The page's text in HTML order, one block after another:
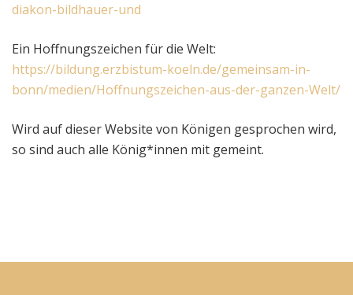
diakon-bildhauer-und
Ein Hoffnungszeichen für die Welt:
https://bildung.erzbistum-koeln.de/gemeinsam-in-
bonn/medien/Hoffnungszeichen-aus-der-ganzen-Welt/
Wird auf dieser Website von Königen gesprochen wird,
so sind auch alle König*innen mit gemeint.